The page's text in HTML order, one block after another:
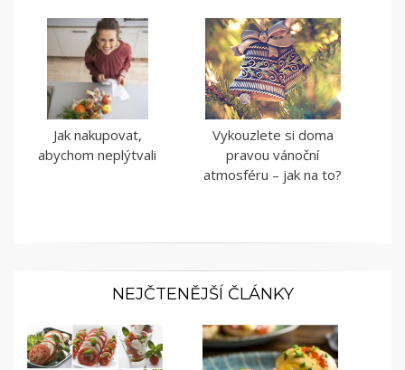
Jak nakupovat,
abychom neplýtvali
Vykouzlete si doma
pravou vánoční
atmosféru – jak na to?
NEJČTENĚJŠÍ ČLÁNKY